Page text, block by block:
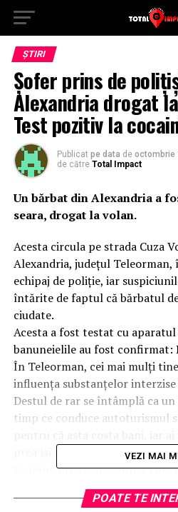
ȘTIRI
Șofer prins de
Alexandria drogat
Test pozitiv la
Publicat pe data de octombrie
de către Total Impact
Un bărbat din Alexandria a
seara, drogat la volan.
Acesta circula pe strada Cuza
Alexandria, județul
echipaj de poliție, iar
întărite de faptul că bărbatul
ciudate.
Acesta a fost testat cu
banuneielile au fost confirmat:
În Teleorman, cei mai mulți
influența substanțelor interzise
Destul de rar se întâmplă ca
timp ce conduce autoturismul
prea își permit astfel de
Se pune problema, totuși, cum
oraș atât de mic, cum este
foarte periculos mai ales
VEZI MAI
POATE TE